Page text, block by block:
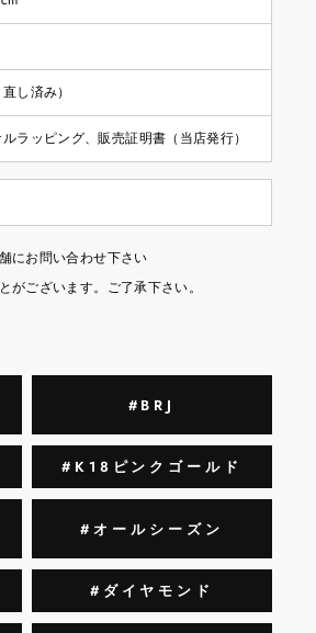
し済み）
ラッピング、販売証明書（当店発行）
にお問い合わせ下さい
ございます。ご了承下さい。
#BRJ
#K18ピンクゴールド
#オールシーズン
#ダイヤモンド